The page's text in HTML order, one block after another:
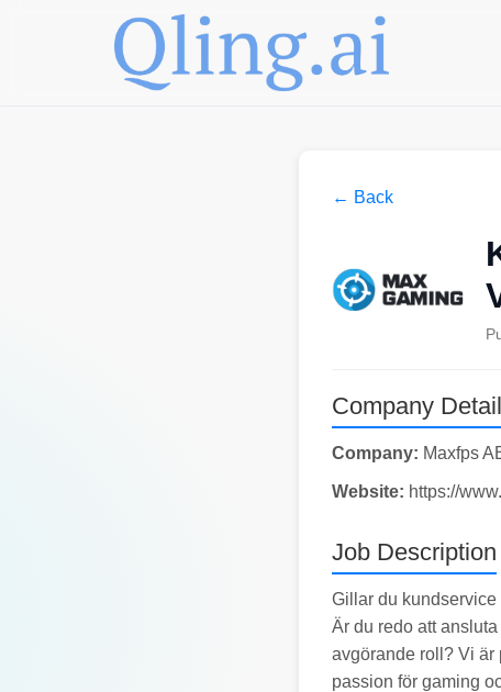
← Back
Company
Company: Maxfps
Website: https://
Job Description
Gillar du
Är du redo att
avgörande roll? Vi är
passion för gaming